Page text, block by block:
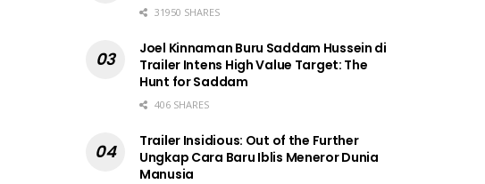
31950 SHARES
Joel Kinnaman Buru Saddam Hussein di
Trailer Intens High Value Target: The
Hunt for Saddam
406 SHARES
Trailer Insidious: Out of the Further
Ungkap Cara Baru Iblis Meneror Dunia
Manusia